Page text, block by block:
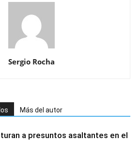
Sergio Rocha
Más del autor
a presuntos asaltantes en el